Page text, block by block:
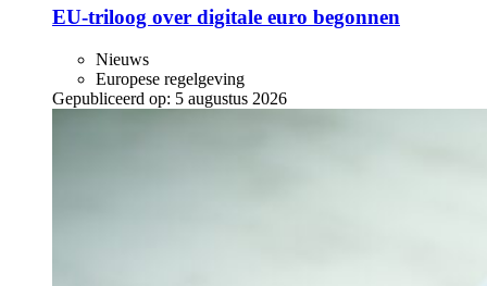
EU-triloog over digitale euro begonnen
Nieuws
Europese regelgeving
Gepubliceerd op: 5 augustus 2026